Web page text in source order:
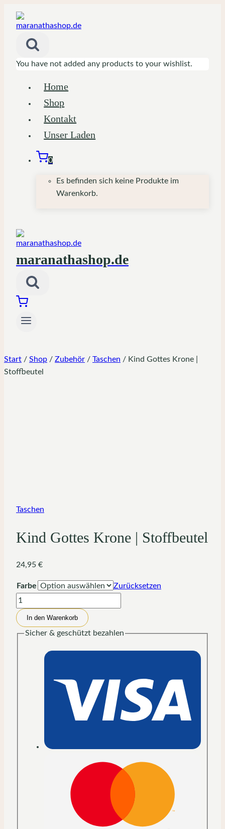
Inhalt
You have not added any products to your wishlist.
Home
Shop
Kontakt
Unser Laden
0
Es befinden sich keine Produkte im
Warenkorb.
maranathashop.de
Start / Shop / Zubehör / Taschen / Kind Gottes Krone |
Stoffbeutel
Taschen
Kind Gottes Krone | Stoffbeutel
24,95 €
Farbe
Zurücksetzen
Kind
Gottes
Krone
Stoffbeutel
In den Warenkorb
Sicher & geschützt bezahlen